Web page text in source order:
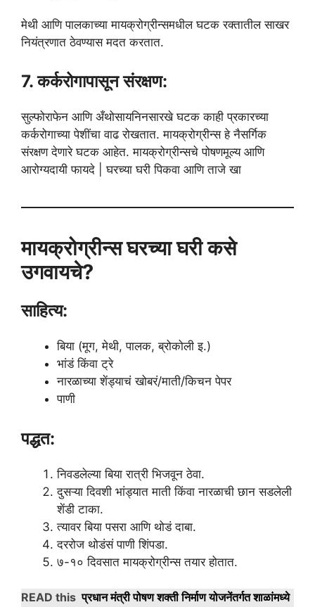
मेथी आणि पालकाच्या मायक्रोग्रीन्समधील घटक रक्तातील साखर
नियंत्रणात ठेवण्यास मदत करतात.
7. कर्करोगापासून संरक्षण:
सुल्फोराफेन आणि अँथोसायनिनसारखे घटक काही प्रकारच्या
कर्करोगाच्या पेशींचा वाढ रोखतात. मायक्रोग्रीन्स हे नैसर्गिक
संरक्षण देणारे घटक आहेत. मायक्रोग्रीन्सचे पोषणमूल्य आणि
आरोग्यदायी फायदे | घरच्या घरी पिकवा आणि ताजे खा
मायक्रोग्रीन्स घरच्या घरी कसे
उगवायचे?
साहित्य:
बिया (मूग, मेथी, पालक, ब्रोकोली इ.)
भांडं किंवा ट्रे
नारळाच्या शेंड्याचं खोबरं/माती/किचन पेपर
पाणी
पद्धत:
निवडलेल्या बिया रात्री भिजवून ठेवा.
दुसऱ्या दिवशी भांड्यात माती किंवा नारळाची छान सडलेली
शेंडी टाका.
त्यावर बिया पसरा आणि थोडं दाबा.
दररोज थोडंसं पाणी शिंपडा.
७-१० दिवसात मायक्रोग्रीन्स तयार होतात.
READ this प्रधान मंत्री पोषण शक्ती निर्माण योजनेंतर्गत शाळांमध्ये